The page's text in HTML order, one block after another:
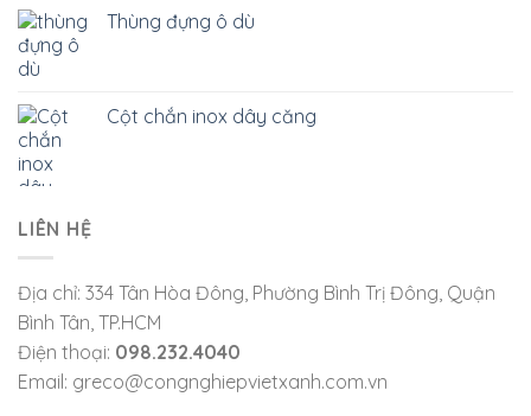
Thùng đựng ô dù
Cột chắn inox dây căng
LIÊN HỆ
Địa chỉ: 334 Tân Hòa Đông, Phường Bình Trị Đông, Quận
Bình Tân, TP.HCM
Điện thoại: 098.232.4040
Email: greco@congnghiepvietxanh.com.vn